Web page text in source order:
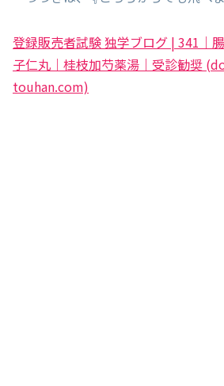
登録販売者試験 独学ブログ | 341｜
子仁丸｜桂枝加芍薬湯｜受診勧奨
touhan.com)